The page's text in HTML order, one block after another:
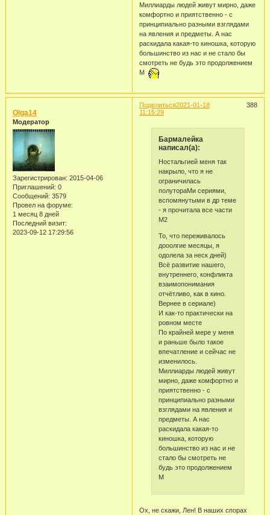
Миллиарды людей живут мирно, даже
комфортно и приятственно - с
принципиально разными взглядами
на явления и предметы. А нас
раскидала какая-то киношка, которую
большинство из нас и не стало бы
смотреть не будь это продолжением
М
Поделиться 388
2021-01-18
11:15:29
Olga14
Модератор
Зарегистрирован: 2015-04-06
Приглашений: 0
Сообщений: 3579
Провел на форуме:
1 месяц 8 дней
Последний визит:
2023-09-12 17:29:56
Бармалейка
написал(а):
Ностальгией меня так
накрыло, что я не
ограничилась
полутораМи сериями,
вспомянутыми в др теме
- я прочитала все части
М2
То, что переживалось
дооолгие месяцы, я
одолела за неск дней)
Всё развитие нашего,
внутреннего, конфликта
взаимопонимания
отчётливо, как в кино.
Вернее в сериале)
И как-то практически на
ровном месте
По крайней мере у меня
и раньше было такое
впечатление и сейчас не
изменилось.
Миллиарды людей живут
мирно, даже комфортно и
приятственно - с
принципиально разными
взглядами на явления и
предметы. А нас
раскидала какая-то
киношка, которую
большинство из нас и не
стало бы смотреть не
будь это продолжением
М
Ох, не скажи, Лен! В наших спорах